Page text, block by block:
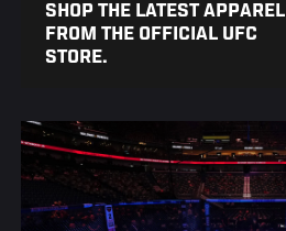
SHOP THE LATEST APPAREL
FROM THE OFFICIAL UFC
STORE.